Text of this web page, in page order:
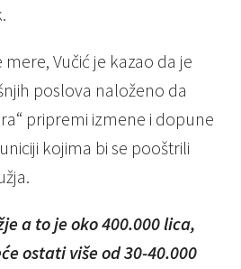
Vučić je kazao da je
poslova naloženo da
pripremi izmene i dopune
kojima bi se pooštrili
a to je oko 400.000 lica,
ostati više od 30-40.000